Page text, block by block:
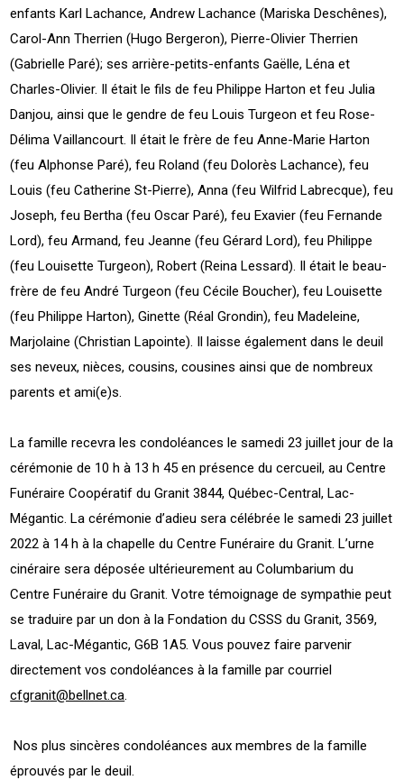
enfants Karl Lachance, Andrew Lachance (Mariska Deschênes),
Carol-Ann Therrien (Hugo Bergeron), Pierre-Olivier Therrien
(Gabrielle Paré); ses arrière-petits-enfants Gaëlle, Léna et
Charles-Olivier. Il était le fils de feu Philippe Harton et feu Julia
Danjou, ainsi que le gendre de feu Louis Turgeon et feu Rose-
Délima Vaillancourt. Il était le frère de feu Anne-Marie Harton
(feu Alphonse Paré), feu Roland (feu Dolorès Lachance), feu
Louis (feu Catherine St-Pierre), Anna (feu Wilfrid Labrecque), feu
Joseph, feu Bertha (feu Oscar Paré), feu Exavier (feu Fernande
Lord), feu Armand, feu Jeanne (feu Gérard Lord), feu Philippe
(feu Louisette Turgeon), Robert (Reina Lessard). Il était le beau-
frère de feu André Turgeon (feu Cécile Boucher), feu Louisette
(feu Philippe Harton), Ginette (Réal Grondin), feu Madeleine,
Marjolaine (Christian Lapointe). Il laisse également dans le deuil
ses neveux, nièces, cousins, cousines ainsi que de nombreux
parents et ami(e)s.
La famille recevra les condoléances le samedi 23 juillet jour de la
cérémonie de 10 h à 13 h 45 en présence du cercueil, au Centre
Funéraire Coopératif du Granit 3844, Québec-Central, Lac-
Mégantic. La cérémonie d’adieu sera célébrée le samedi 23 juillet
2022 à 14 h à la chapelle du Centre Funéraire du Granit. L’urne
cinéraire sera déposée ultérieurement au Columbarium du
Centre Funéraire du Granit. Votre témoignage de sympathie peut
se traduire par un don à la Fondation du CSSS du Granit, 3569,
Laval, Lac-Mégantic, G6B 1A5. Vous pouvez faire parvenir
directement vos condoléances à la famille par courriel
cfgranit@bellnet.ca.
Nos plus sincères condoléances aux membres de la famille
éprouvés par le deuil.